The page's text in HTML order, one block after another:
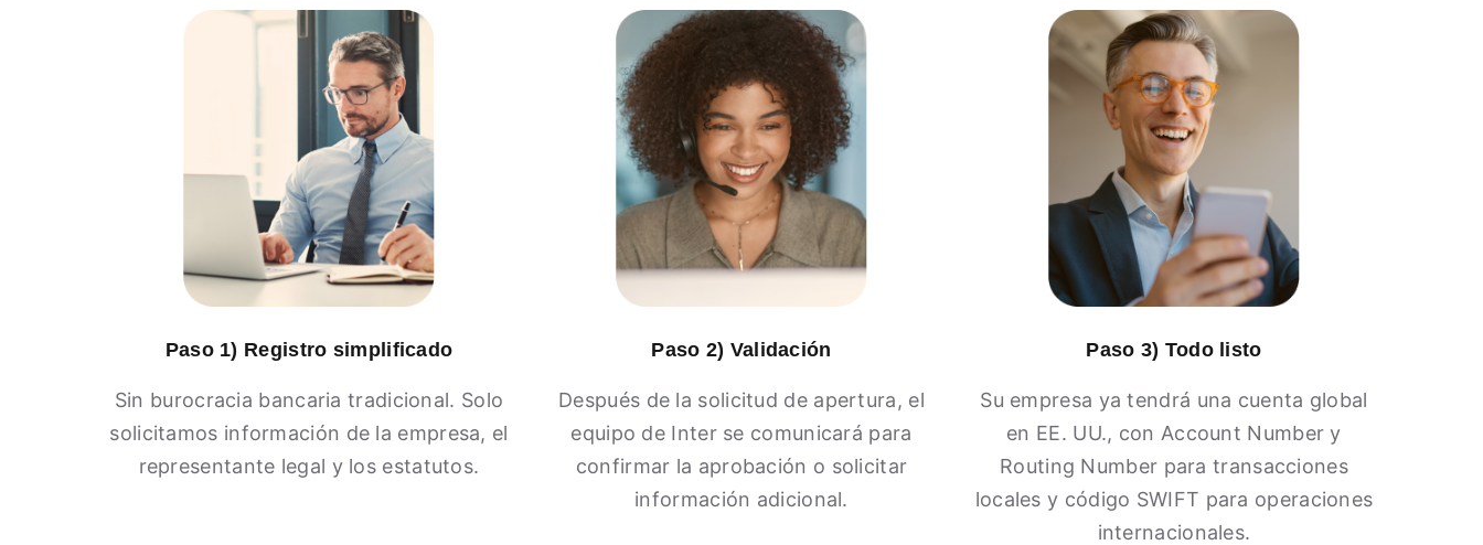
Paso 1) Registro simplificado
Sin burocracia bancaria tradicional. Solo
solicitamos información de la empresa, el
representante legal y los estatutos.
Paso 2) Validación
Después de la solicitud de apertura, el
equipo de Inter se comunicará para
confirmar la aprobación o solicitar
información adicional.
Paso 3) Todo listo
Su empresa ya tendrá una cuenta global
en EE. UU., con Account Number y
Routing Number para transacciones
locales y código SWIFT para operaciones
internacionales.